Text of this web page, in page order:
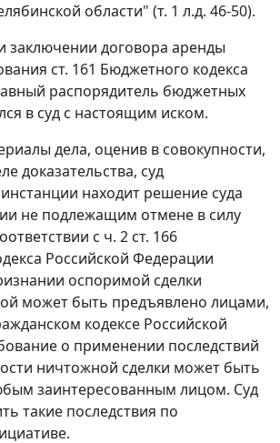
области" (т. 1 л.д. 46-50).
заключении договора аренды
ст. 161 Бюджетного кодекса
распорядитель бюджетных
в суд с настоящим иском.
дела, оценив в совокупности,
доказательства, суд
находит решение суда
не подлежащим отмене в силу
с ч. 2 ст. 166
Российской Федерации
оспоримой сделки
может быть предъявлено лицами,
кодексе Российской
о применении последствий
ничтожной сделки может быть
заинтересованным лицом. Суд
такие последствия по